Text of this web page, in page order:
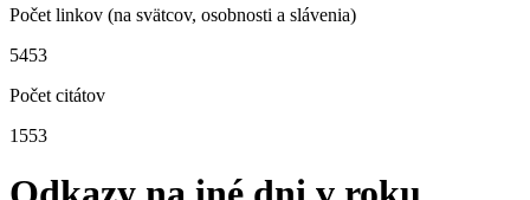
Počet linkov (na svätcov, osobnosti a slávenia)
5453
Počet citátov
1553